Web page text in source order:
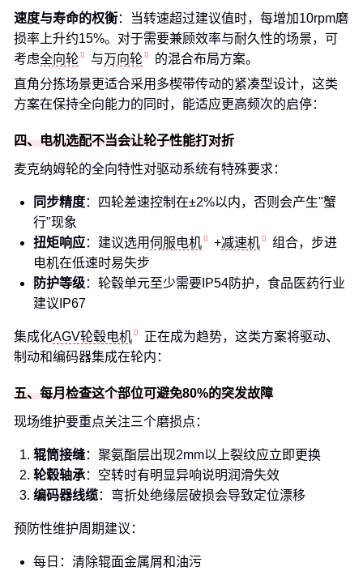
速度与寿命的权衡：当转速超过建议值时，每增加10rpm磨
损率上升约15%。对于需要兼顾效率与耐久性的场景，可
考虑全向轮 与万向轮
的混合布局方案。
直角分拣场景更适合采用多楔带传动的紧凑型设计，这类
方案在保持全向能力的同时，能适应更高频次的启停：
四、电机选配不当会让轮子性能打对折
麦克纳姆轮的全向特性对驱动系统有特殊要求：
同步精度：四轮差速控制在±2%以内，否则会产生"蟹
行"现象
扭矩响应：建议选用伺服电机 +减速机
组合，步进
电机在低速时易失步
防护等级：轮毂单元至少需要IP54防护，食品医药行业
建议IP67
集成化AGV轮毂电机
正在成为趋势，这类方案将驱动、
制动和编码器集成在轮内：
五、每月检查这个部位可避免80%的突发故障
现场维护要重点关注三个磨损点：
辊筒接缝：聚氨酯层出现2mm以上裂纹应立即更换
轮毂轴承：空转时有明显异响说明润滑失效
编码器线缆：弯折处绝缘层破损会导致定位漂移
预防性维护周期建议：
每日：清除辊面金属屑和油污